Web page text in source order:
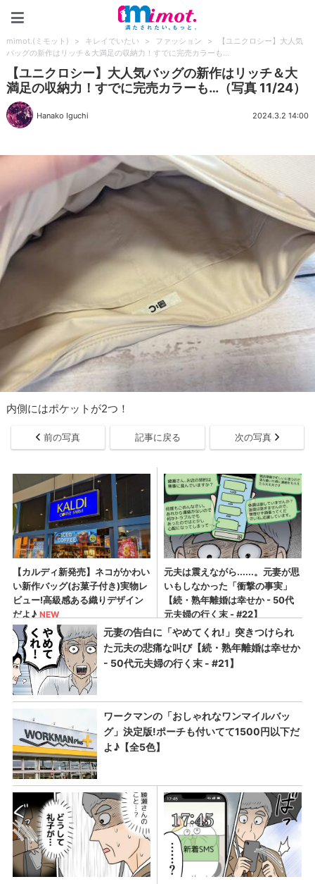
mimot.(ミモット) > キレイでいたい > ファッション >
【ユニクロシー】大人気
バッグの新作はリッチ＆大満足の収納力！すでに完売カラーも…
【ユニクロシー】大人気バッグの新作はリッチ＆大
満足の収納力！すでに完売カラーも…（写真 11/24）
Hanako Iguchi 2024.3.2 14:00
内側にはポケットが2つ！
前の写真 記事に戻る 次の写真